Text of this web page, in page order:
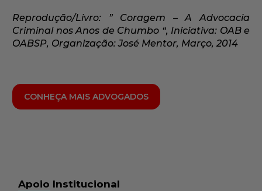
Reprodução/Livro: ” Coragem – A Advocacia
Criminal nos Anos de Chumbo “, Iniciativa: OAB e
OABSP, Organização: José Mentor, Março, 2014
CONHEÇA MAIS ADVOGADOS
Apoio Institucional